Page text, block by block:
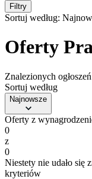
Filtry
Sortuj według:
Oferty
Znalezionych
Sortuj według
Najnowsze
Oferty z
0
z
0
Niestety nie udało się
kryteriów